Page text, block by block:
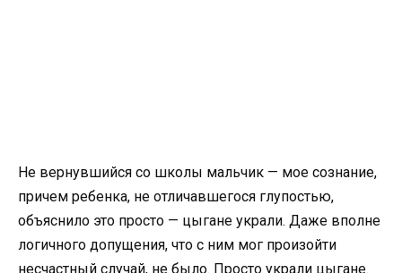
Не вернувшийся со школы мальчик — мое сознание,
причем ребенка, не отличавшегося глупостью,
объяснило это просто — цыгане украли. Даже вполне
логичного допущения, что с ним мог произойти
несчастный случай, не было. Просто украли цыгане.